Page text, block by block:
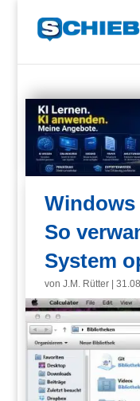
So
System
vonJ.M. Rütter |